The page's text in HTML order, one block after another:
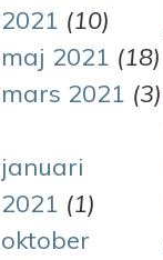
2021 (10)
maj 2021 (18)
mars 2021 (3)
januari
2021 (1)
oktober